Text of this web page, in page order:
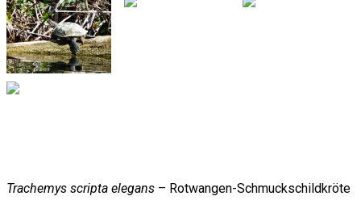
Trachemys scripta elegans – Rotwangen-Schmuckschildkröte